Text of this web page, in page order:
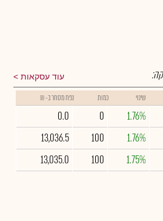
עוד עסקאות
שינוי כמות נפח מסחר ב- ₪
1.76%
0
0.0
1.76%
100
13,036.5
1.75%
100
13,035.0